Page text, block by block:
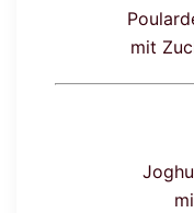
mit